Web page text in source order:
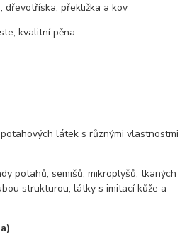
dřevotříska, překližka a kov
kvalitní pěna
látek s různými vlastnostmi
potahů, semišů, mikroplyšů, tkaných
strukturou, látky s imitací kůže a